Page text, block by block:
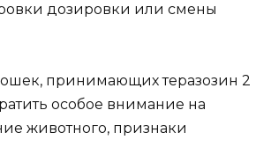
дозировки или смены
принимающих теразозин 2
особое внимание на
животного, признаки